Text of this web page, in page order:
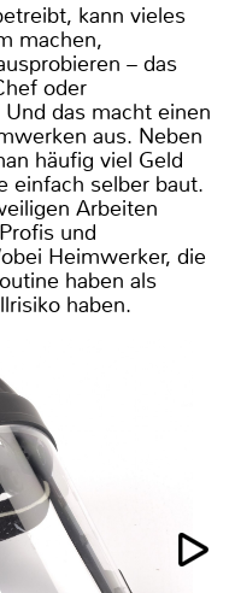
kann vieles
machen,
– das
oder
das macht einen
aus. Neben
häufig viel Geld
einfach selber baut.
Arbeiten
und
Heimwerker, die
haben als
haben.